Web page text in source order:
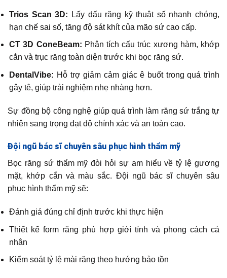
Trios Scan 3D: Lấy dấu răng kỹ thuật số nhanh chóng,
hạn chế sai số, tăng độ sát khít của mão sứ cao cấp.
CT 3D ConeBeam: Phân tích cấu trúc xương hàm, khớp
cắn và trục răng toàn diện trước khi bọc răng sứ.
DentalVibe: Hỗ trợ giảm cảm giác ê buốt trong quá trình
gây tê, giúp trải nghiệm nhẹ nhàng hơn.
Sự đồng bộ công nghệ giúp quá trình làm răng sứ trắng tự
nhiên sang trọng đạt độ chính xác và an toàn cao.
Đội ngũ bác sĩ chuyên sâu phục hình thẩm mỹ
Bọc răng sứ thẩm mỹ đòi hỏi sự am hiểu về tỷ lệ gương
mặt, khớp cắn và màu sắc. Đội ngũ bác sĩ chuyên sâu
phục hình thẩm mỹ sẽ:
Đánh giá đúng chỉ định trước khi thực hiện
Thiết kế form răng phù hợp giới tính và phong cách cá
nhân
Kiểm soát tỷ lệ mài răng theo hướng bảo tồn